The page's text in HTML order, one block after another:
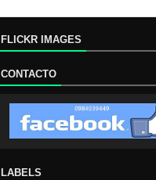
FLICKR IMAGES
CONTACTO
LABELS